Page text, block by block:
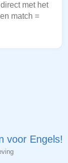
met het
match =
voor Engels!